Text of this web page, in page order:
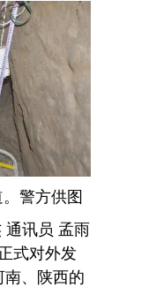
警方供图
讯员 孟雨
式对外发
南、陕西的